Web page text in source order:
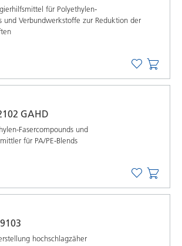
für Polyethylen-
und Verbundwerkstoffe zur Reduktion der
GAHD
Fasercompounds und
für PA/PE-Blends
hochschlagzäher